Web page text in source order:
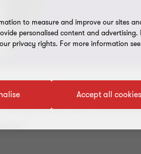
achieve their
to measure and improve our sites
personalised content and
privacy rights. For more information
Accept all cookies